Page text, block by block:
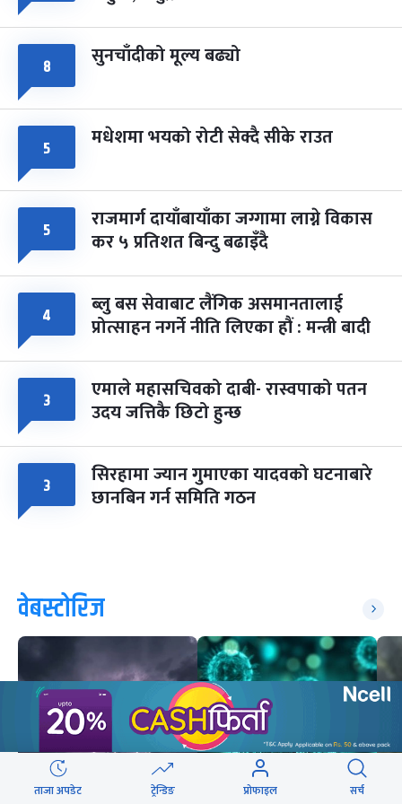
८ सुनचाँदीको मूल्य बढ्यो
५ मधेशमा भयको रोटी सेक्दै सीके राउत
५ राजमार्ग दायाँबायाँका जग्गामा लाग्ने विकास
कर ५ प्रतिशत बिन्दु बढाइँदै
४ ब्लु बस सेवाबाट लैंगिक असमानतालाई
प्रोत्साहन नगर्ने नीति लिएका हौं : मन्त्री बादी
३ एमाले महासचिवको दाबी- रास्वपाको पतन
उदय जत्तिकै छिटो हुन्छ
३ सिरहामा ज्यान गुमाएका यादवको घटनाबारे
छानबिन गर्न समिति गठन
वेबस्टोरिज
ताजा अपडेट ट्रेन्डिङ प्रोफाइल सर्च